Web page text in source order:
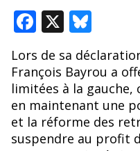
F
ac
e
b
o
o
X Bl
u
e
sk
y
Lors de sa
François Bayrou a
limitées à la
en maintenant une
et la réforme des
suspendre au profit